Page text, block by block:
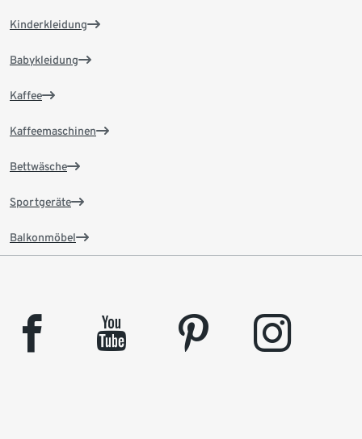
Kinderkleidung
Babykleidung
Kaffee
Kaffeemaschinen
Bettwäsche
Sportgeräte
Balkonmöbel
facebook youtube pinterest instagram